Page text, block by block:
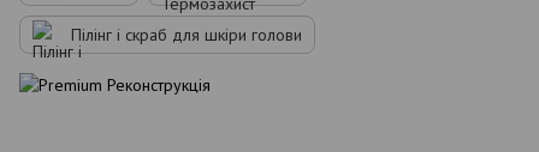
Пілінг і скраб для шкіри голови